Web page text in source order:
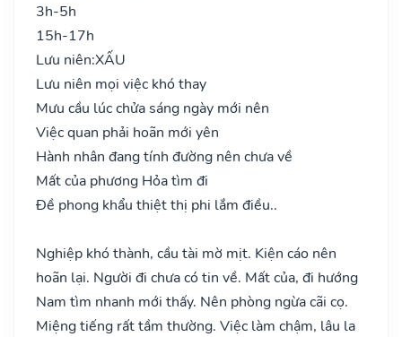
3h-5h
15h-17h
Lưu niên:XẤU
Lưu niên mọi việc khó thay
Mưu cầu lúc chửa sáng ngày mới nên
Việc quan phải hoãn mới yên
Hành nhân đang tính đường nên chưa về
Mất của phương Hỏa tìm đi
Đề phong khẩu thiệt thị phi lắm điều..
Nghiệp khó thành, cầu tài mờ mịt. Kiện cáo nên
hoãn lại. Người đi chưa có tin về. Mất của, đi hướng
Nam tìm nhanh mới thấy. Nên phòng ngừa cãi cọ.
Miệng tiếng rất tầm thường. Việc làm chậm, lâu la